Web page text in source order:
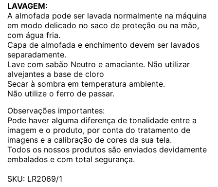
LAVAGEM:
A almofada pode ser lavada normalmente na máquina
em modo delicado no saco de proteção ou na mão,
com água fria.
Capa de almofada e enchimento devem ser lavados
separadamente.
Lave com sabão Neutro e amaciante. Não utilizar
alvejantes a base de cloro
Secar à sombra em temperatura ambiente.
Não utilize o ferro de passar.
Observações importantes:
Pode haver alguma diferença de tonalidade entre a
imagem e o produto, por conta do tratamento de
imagens e a calibração de cores da sua tela.
Todos os nossos produtos são enviados devidamente
embalados e com total segurança.
SKU: LR2069/1